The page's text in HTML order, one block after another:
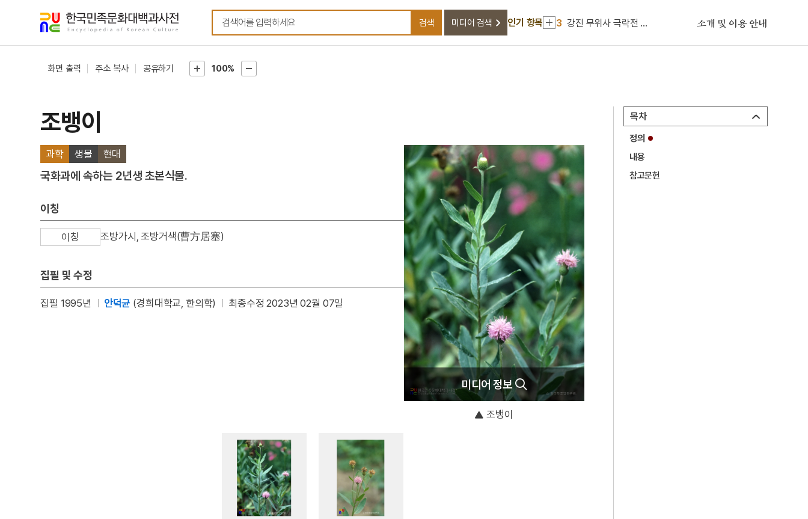
검색어를 입력하세요
검색 미디어 검색 인기 항목
3
강진 무위사 극락전 아미타여래삼존 벽화
4 김연수
9 개국공신
10
1 금성대군
세조
4 김연수
5 선군정치
6 영창대군
7 절기
8
5·10 총선거
9
개국공신
10
소개 및 이용 안내
화면 출력 주소 복사 공유하기 100%
목차
정의
내용
참고문헌
조뱅이
과학 생물 현대
국화과에 속하는 2년생 초본식물.
이칭
이칭 조방가시, 조방거색(曹方居塞)
집필 및 수정
집필 1995년 안덕균 (경희대학교, 한의학) 최종수정 2023년 02월 07일
미디어 정보
조뱅이